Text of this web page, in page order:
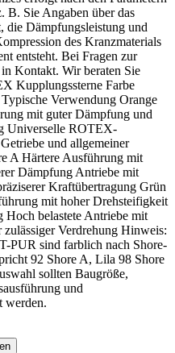
B. Sie Angaben über das
die Dämpfungsleistung und
des Kranzmaterials
entsteht. Bei Fragen zur
Kontakt. Wir beraten Sie
Kupplungssterne Farbe
Verwendung Orange
mit guter Dämpfung und
Universelle ROTEX-
und allgemeiner
A Härtere Ausführung mit
Dämpfung Antriebe mit
Kraftübertragung Grün
mit hoher Drehsteifigkeit
Hoch belastete Antriebe mit
Verdrehung Hinweis:
PUR sind farblich nach Shore-
92 Shore A, Lila 98 Shore
sollten Baugröße,
und
werden.